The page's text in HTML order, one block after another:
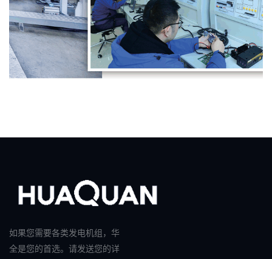
如果您需要各类发电机组，华
全是您的首选。请发送您的详